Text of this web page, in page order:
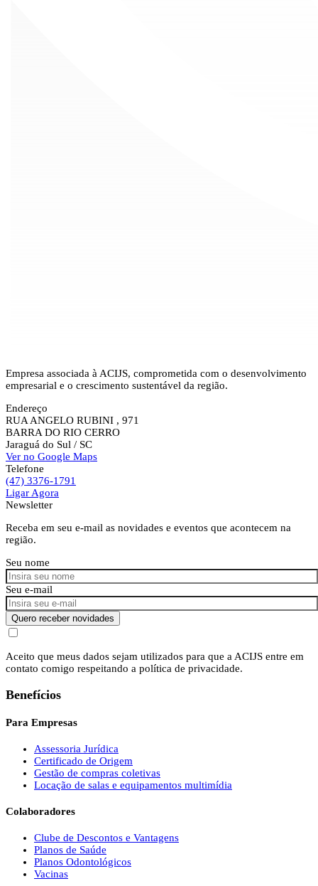
Empresa associada à ACIJS, comprometida com o desenvolvimento
empresarial e o crescimento sustentável da região.
Endereço
RUA ANGELO RUBINI , 971
BARRA DO RIO CERRO
Jaraguá do Sul / SC
Ver no Google Maps
Telefone
(47) 3376-1791
Ligar Agora
Newsletter
Receba em seu e-mail as novidades e eventos que acontecem na
região.
Seu nome
Seu e-mail
Quero receber novidades
Aceito que meus dados sejam utilizados para que a ACIJS entre em
contato comigo respeitando a política de privacidade.
Benefícios
Para Empresas
Assessoria Jurídica
Certificado de Origem
Gestão de compras coletivas
Locação de salas e equipamentos multimídia
Colaboradores
Clube de Descontos e Vantagens
Planos de Saúde
Planos Odontológicos
Vacinas